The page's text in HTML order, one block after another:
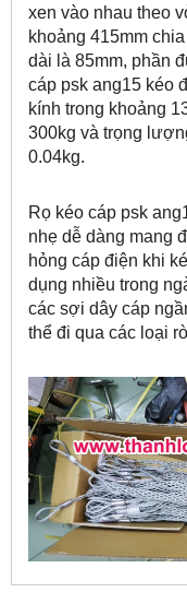
xen vào nhau theo
khoảng 415mm
dài là 85mm, phần
cáp psk ang15 kéo
kính trong khoảng
300kg và trọng
0.04kg.
Rọ kéo cáp psk
nhẹ dễ dàng mang
hỏng cáp điện khi
dụng nhiều trong
các sợi dây cáp
thể đi qua các loại